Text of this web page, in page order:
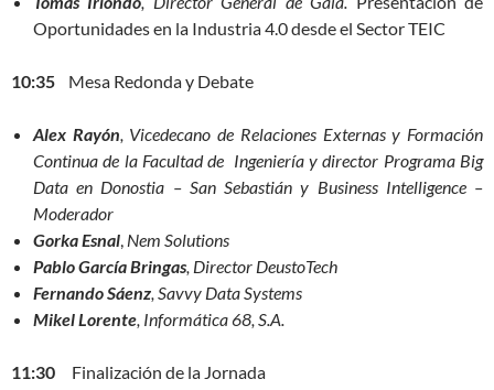
Oportunidades en la Industria 4.0 desde el Sector TEIC
10:35 Mesa Redonda y Debate
Alex Rayón, Vicedecano de Relaciones Externas y Formación
Continua de la Facultad de Ingeniería y director Programa Big
Data en Donostia – San Sebastián y Business Intelligence –
Moderador
Gorka Esnal, Nem Solutions
Pablo García Bringas, Director DeustoTech
Fernando Sáenz, Savvy Data Systems
Mikel Lorente, Informática 68, S.A.
11:30 Finalización de la Jornada